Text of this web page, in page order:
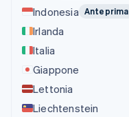
Indonesia Anteprima
Irlanda
Italia
Giappone
Lettonia
Liechtenstein